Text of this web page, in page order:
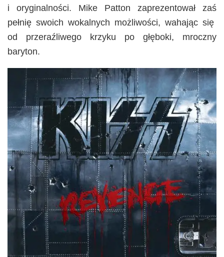
i oryginalności. Mike Patton zaprezentował zaś
pełnię swoich wokalnych możliwości, wahając się
od przeraźliwego krzyku po głęboki, mroczny
baryton.